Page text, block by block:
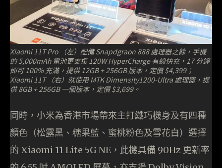
Xiaomi 11T Pro （左）配備 Snapdgraon 888 處理器之餘，手機
的 5,000mAh 電池更支援 120W HyperCharge 有線快充，17 分鐘
即可 100% 充滿，提供 12GB + 256GB 版本，定價 $4,399；
Xiaomi 11T （右）就使用 MTK Dimensity1200-Ultra 處理器，提
供 8GB + 256GB 一個版本，定價 $3,699。
同時，小米為香港市場帶來主打纖巧機身及有四種
顏色（松露黑、糖果藍、蜜桃粉色及雪花白）選擇
的 Xiaomi 11 Lite 5G NE，此機具備 90Hz 更新率